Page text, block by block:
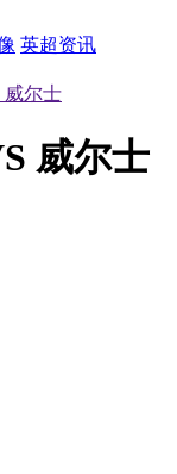
英超资讯
威尔士
威尔士